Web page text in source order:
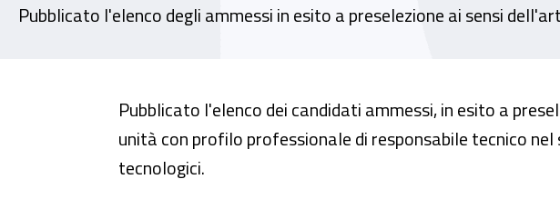
Pubblicato l'elenco degli ammessi in esito a preselezione ai sensi
Pubblicato l'elenco dei candidati ammessi, in esito a
unità con profilo professionale di responsabile tecnico
tecnologici.